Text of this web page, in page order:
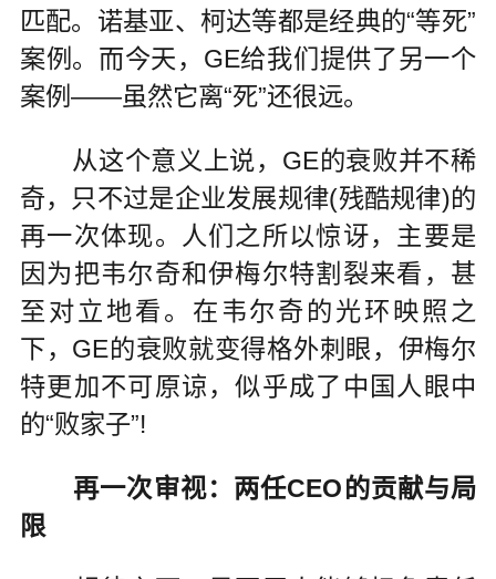
匹配。诺基亚、柯达等都是经典的“等死”
案例。而今天，GE给我们提供了另一个
案例——虽然它离“死”还很远。
从这个意义上说，GE的衰败并不稀
奇，只不过是企业发展规律(残酷规律)的
再一次体现。人们之所以惊讶，主要是
因为把韦尔奇和伊梅尔特割裂来看，甚
至对立地看。在韦尔奇的光环映照之
下，GE的衰败就变得格外刺眼，伊梅尔
特更加不可原谅，似乎成了中国人眼中
的“败家子”!
再一次审视：两任CEO的贡献与局
限